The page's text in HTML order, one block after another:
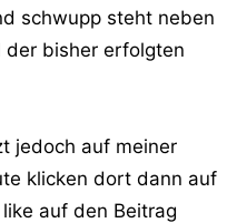
schwupp steht neben
der bisher erfolgten
jedoch auf meiner
klicken dort dann auf
auf den Beitrag